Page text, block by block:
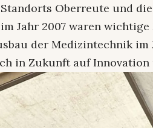
Oberreute und
im Jahr 2007 waren
der Medizintechnik im
in Zukunft auf Innovation